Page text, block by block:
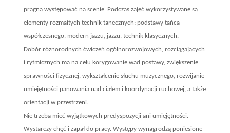
pragną występować na scenie. Podczas zajęć wykorzystywane są
elementy rozmaitych technik tanecznych: podstawy tańca
współczesnego, modern jazzu, jazzu, technik klasycznych.
Dobór różnorodnych ćwiczeń ogólnorozwojowych, rozciągających
i rytmicznych ma na celu korygowanie wad postawy, zwiększenie
sprawności fizycznej, wykształcenie słuchu muzycznego, rozwijanie
umiejętności panowania nad ciałem i koordynacji ruchowej, a także
orientacji w przestrzeni.
Nie trzeba mieć wyjątkowych predyspozycji ani umiejętności.
Wystarczy chęć i zapał do pracy. Występy wynagrodzą poniesione